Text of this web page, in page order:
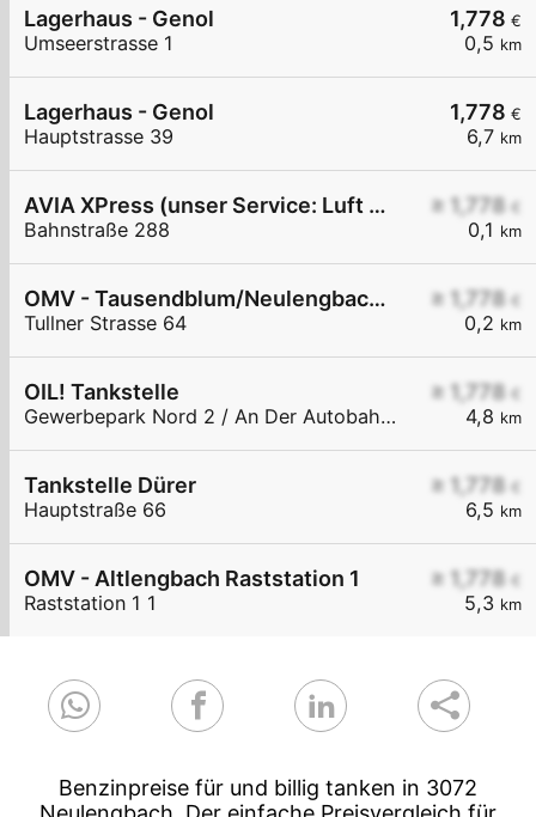
1,778 €
0,5 km
Lagerhaus - Genol
Umseerstrasse 1
1,778 €
6,7 km
Lagerhaus - Genol
Hauptstrasse 39
≥ 1,778 €
0,1 km
AVIA XPress (unser Service: Luft und Wasser)
Bahnstraße 288
≥ 1,778 €
0,2 km
OMV - Tausendblum/Neulengbach Tullner Straße 64
Tullner Strasse 64
≥ 1,778 €
4,8 km
OIL! Tankstelle
Gewerbepark Nord 2 / An Der Autobahnabf. Altlengbach
≥ 1,778 €
6,5 km
Tankstelle Dürer
Hauptstraße 66
≥ 1,778 €
5,3 km
OMV - Altlengbach Raststation 1
Raststation 1 1
Benzinpreise für und billig tanken in 3072